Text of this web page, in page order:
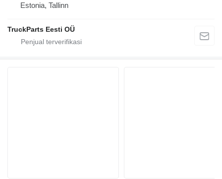
Estonia, Tallinn
TruckParts Eesti OÜ